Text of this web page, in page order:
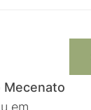
Mecenato
em